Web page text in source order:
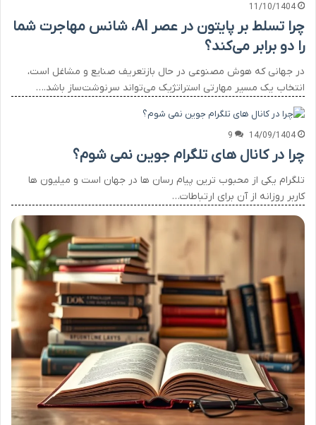
11/10/1404
چرا تسلط بر پایتون در عصر AI، شانس مهاجرت شما
را دو برابر می‌کند؟
در جهانی که هوش مصنوعی در حال بازتعریف صنایع و مشاغل است،
انتخاب یک مسیر مهارتی استراتژیک می‌تواند سرنوشت‌ساز باشد.…
14/09/1404
9
چرا در کانال های تلگرام جوین نمی شوم؟
تلگرام یکی از محبوب ترین پیام رسان ها در جهان است و میلیون ها
کاربر روزانه از آن برای ارتباطات…